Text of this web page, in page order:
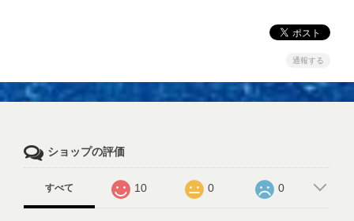
通報する
ショップの評価
すべて 10 0 0